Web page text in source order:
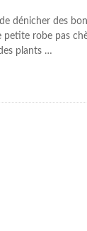
dénicher des
petite robe pas
plants …